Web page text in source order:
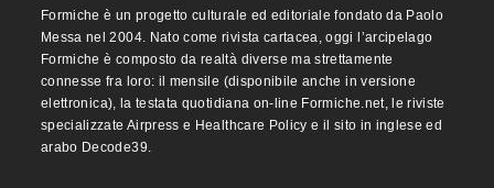
Formiche è un progetto culturale ed editoriale fondato da Paolo
Messa nel 2004. Nato come rivista cartacea, oggi l’arcipelago
Formiche è composto da realtà diverse ma strettamente
connesse fra loro: il mensile (disponibile anche in versione
elettronica), la testata quotidiana on-line Formiche.net, le riviste
specializzate Airpress e Healthcare Policy e il sito in inglese ed
arabo Decode39.